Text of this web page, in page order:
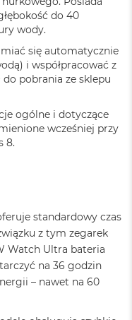
do 40
wody.
się automatycznie
i współpracować z
pobrania ze sklepu
ogólne i dotyczące
wcześniej przy
8.
standardowy czas
z tym zegarek
Watch Ultra bateria
na 36 godzin
– nawet na 60